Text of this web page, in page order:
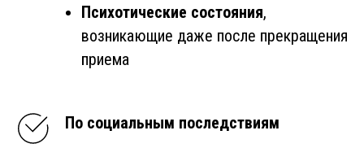
Психотические состояния,
возникающие даже после прекращения
приема
По социальным последствиям